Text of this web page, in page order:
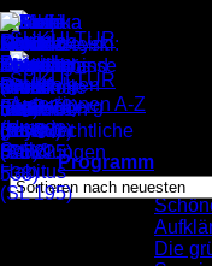
Zum
Inhalt
springen
Programm
komplett
Die
Autor*innen A-Z
Einzelnes Ergebnis